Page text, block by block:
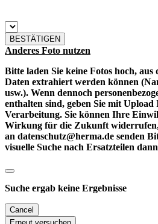
BESTÄTIGEN
Anderes Foto nutzen
Bitte laden Sie keine Fotos hoch, aus
Daten extrahiert werden können
usw.). Wenn dennoch
enthalten sind, geben Sie mit
Verarbeitung. Sie können Ihre
Wirkung für die Zukunft
an datenschutz@herma.de senden
visuelle Suche nach Ersatzteilen
Suche ergab keine Ergebnisse
Cancel